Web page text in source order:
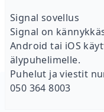
Signal sovellus
Signal on
Android tai iOS
älypuhelimelle.
Puhelut ja viestit
050 364 8003